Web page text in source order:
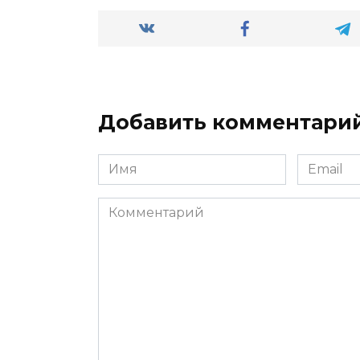
Добавить
Имя
*
Email
*
Комментарий